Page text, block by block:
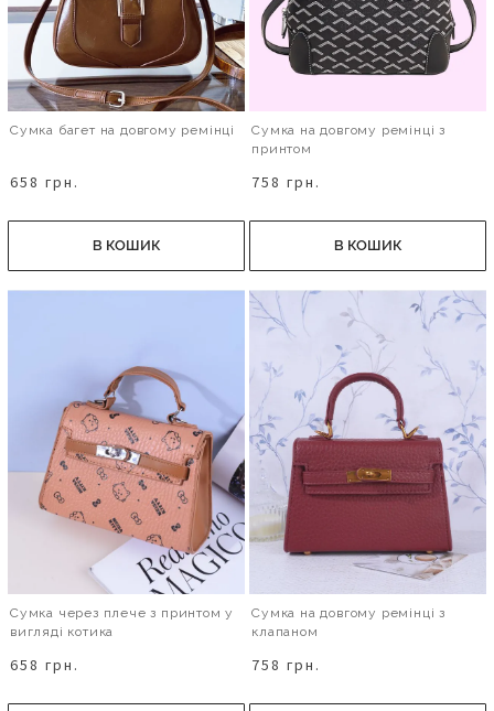
Сумка багет на довгому ремінці
658 грн.
В КОШИК
Сумка на довгому ремінці з
принтом
758 грн.
В КОШИК
Сумка через плече з принтом у
вигляді котика
658 грн.
Сумка на довгому ремінці з
клапаном
758 грн.